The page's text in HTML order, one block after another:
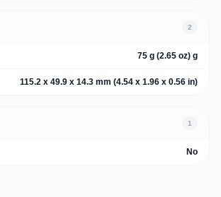
2
75 g (2.65 oz) g
115.2 x 49.9 x 14.3 mm (4.54 x 1.96 x 0.56 in)
1
No